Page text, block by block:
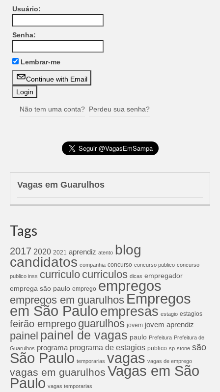
Usuário:
Senha:
Lembrar-me
Continue with Email
Não tem uma conta? Perdeu sua senha?
Vagas em Guarulhos
Tags
2017 2020 2021 aprendiz atento blog
candidatos companhia concurso concurso publico concurso
publico inss curriculo curriculos dicas empregador
emprega são paulo emprego empregos
empregos em guarulhos Empregos
em São Pauloempresas estagio estagios
feirão emprego guarulhos jovem jovem aprendiz
painel painel de vagas paulo Prefeitura Prefeitura de
Guarulhos programa programa de estagios publico sp stone são
São Paulo temporarias vagas vagas de emprego
vagas em guarulhos Vagas em São
Paulo vagas temporarias